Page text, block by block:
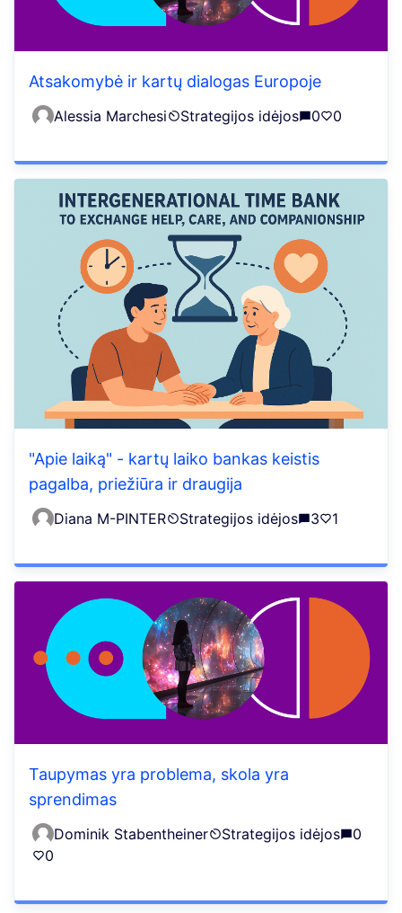
Atsakomybė ir kartų dialogas Europoje
Alessia Marchesi Strategijos idėjos 0 0
"Apie laiką" - kartų laiko bankas keistis
pagalba, priežiūra ir draugija
Diana M-PINTER Strategijos idėjos 3 1
Taupymas yra problema, skola yra
sprendimas
Dominik Stabentheiner Strategijos idėjos
0
0